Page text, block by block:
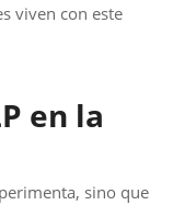
viven con este
en la
sino que